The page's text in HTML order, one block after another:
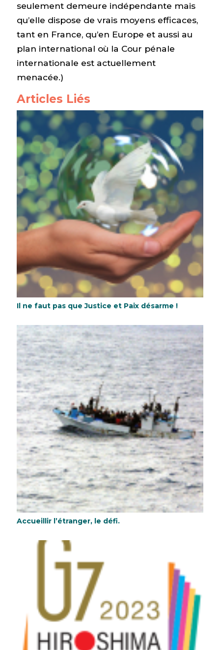
seulement demeure indépendante mais
qu’elle dispose de vrais moyens efficaces,
tant en France, qu’en Europe et aussi au
plan international où la Cour pénale
internationale est actuellement
menacée.)
Articles Liés
Il ne faut pas que Justice et Paix désarme !
Accueillir l’étranger, le défi.